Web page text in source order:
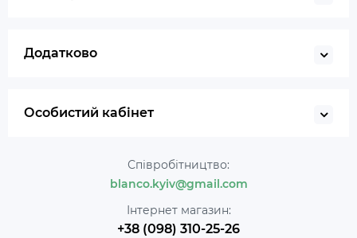
Додатково
Особистий кабінет
Співробітництво:
blanco.kyiv@gmail.com
Інтернет магазин:
+38 (098) 310-25-26